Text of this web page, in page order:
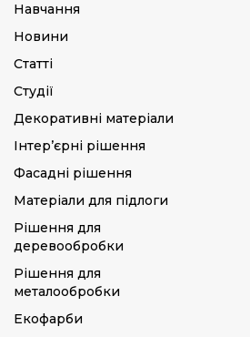
Навчання
Новини
Статті
Студії
Декоративні матеріали
Інтер’єрні рішення
Фасадні рішення
Матеріали для підлоги
Рішення для
деревообробки
Рішення для
металообробки
Екофарби